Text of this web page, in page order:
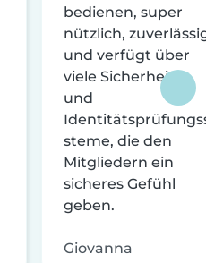
bedienen, super
nützlich,
und verfügt über
viele Sicherheits-
und
steme, die den
Mitgliedern ein
sicheres Gefühl
geben.
Giovanna